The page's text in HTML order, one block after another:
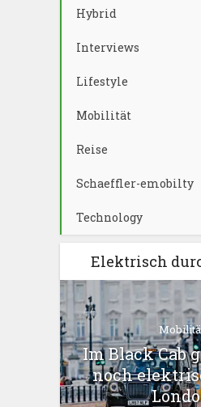
Hybrid
Interviews
Lifestyle
Mobilität
Reise
Schaeffler-emobilty
Technology
Elektrisch
Im Black Cab
noch